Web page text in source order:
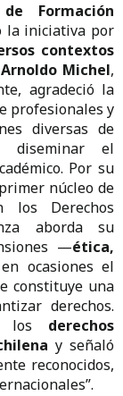
Formación
la iniciativa por
contextos
Arnoldo Michel,
agradeció la
profesionales y
diversas de
diseminar el
Por su
núcleo de
los Derechos
aborda su
—ética,
ocasiones el
constituye una
derechos.
los derechos
y señaló
reconocidos,